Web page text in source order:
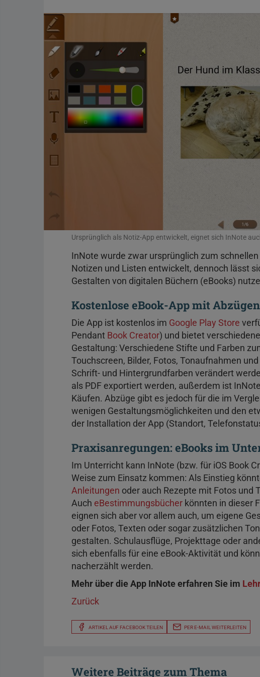
Ursprünglich als Notiz-App entwickelt, eignet sich InNote
InNote wurde zwar ursprünglich zum
Notizen und Listen entwickelt, dennoch lässt
Gestalten von digitalen Büchern (eBooks)
Kostenlose eBook-App mit Abzügen
Die App ist kostenlos im Google Play Store
Pendant Book Creator) und bietet
Gestaltung: Verschiedene Stifte und Farben
Touchscreen, Bilder, Fotos, Tonaufnahmen
Schrift- und Hintergrundfarben verändert
als PDF exportiert werden, außerdem ist
Käufen. Abzüge gibt es jedoch für die im
wenigen Gestaltungsmöglichkeiten und den
der Installation der App (Standort,
Praxisanregungen: eBooks im
Im Unterricht kann InNote (bzw. für iOS Book
Weise zum Einsatz kommen: Als Einstieg
Anleitungen oder auch Rezepte mit Fotos und
Auch eBestimmungsbücher könnten in dieser
eignen sich aber vor allem auch, um eigene
oder Fotos, Texten oder sogar zusätzlichen
gestalten. Schulausflüge, Projekttage oder
sich ebenfalls für eine eBook-Aktivität und
nacherzählt werden.
Mehr über die App InNote erfahren Sie im
Zurück
ARTIKEL AUF FACEBOOK TEILEN PER E-MAIL WEITERLEITEN
Weitere Beiträge zum Thema